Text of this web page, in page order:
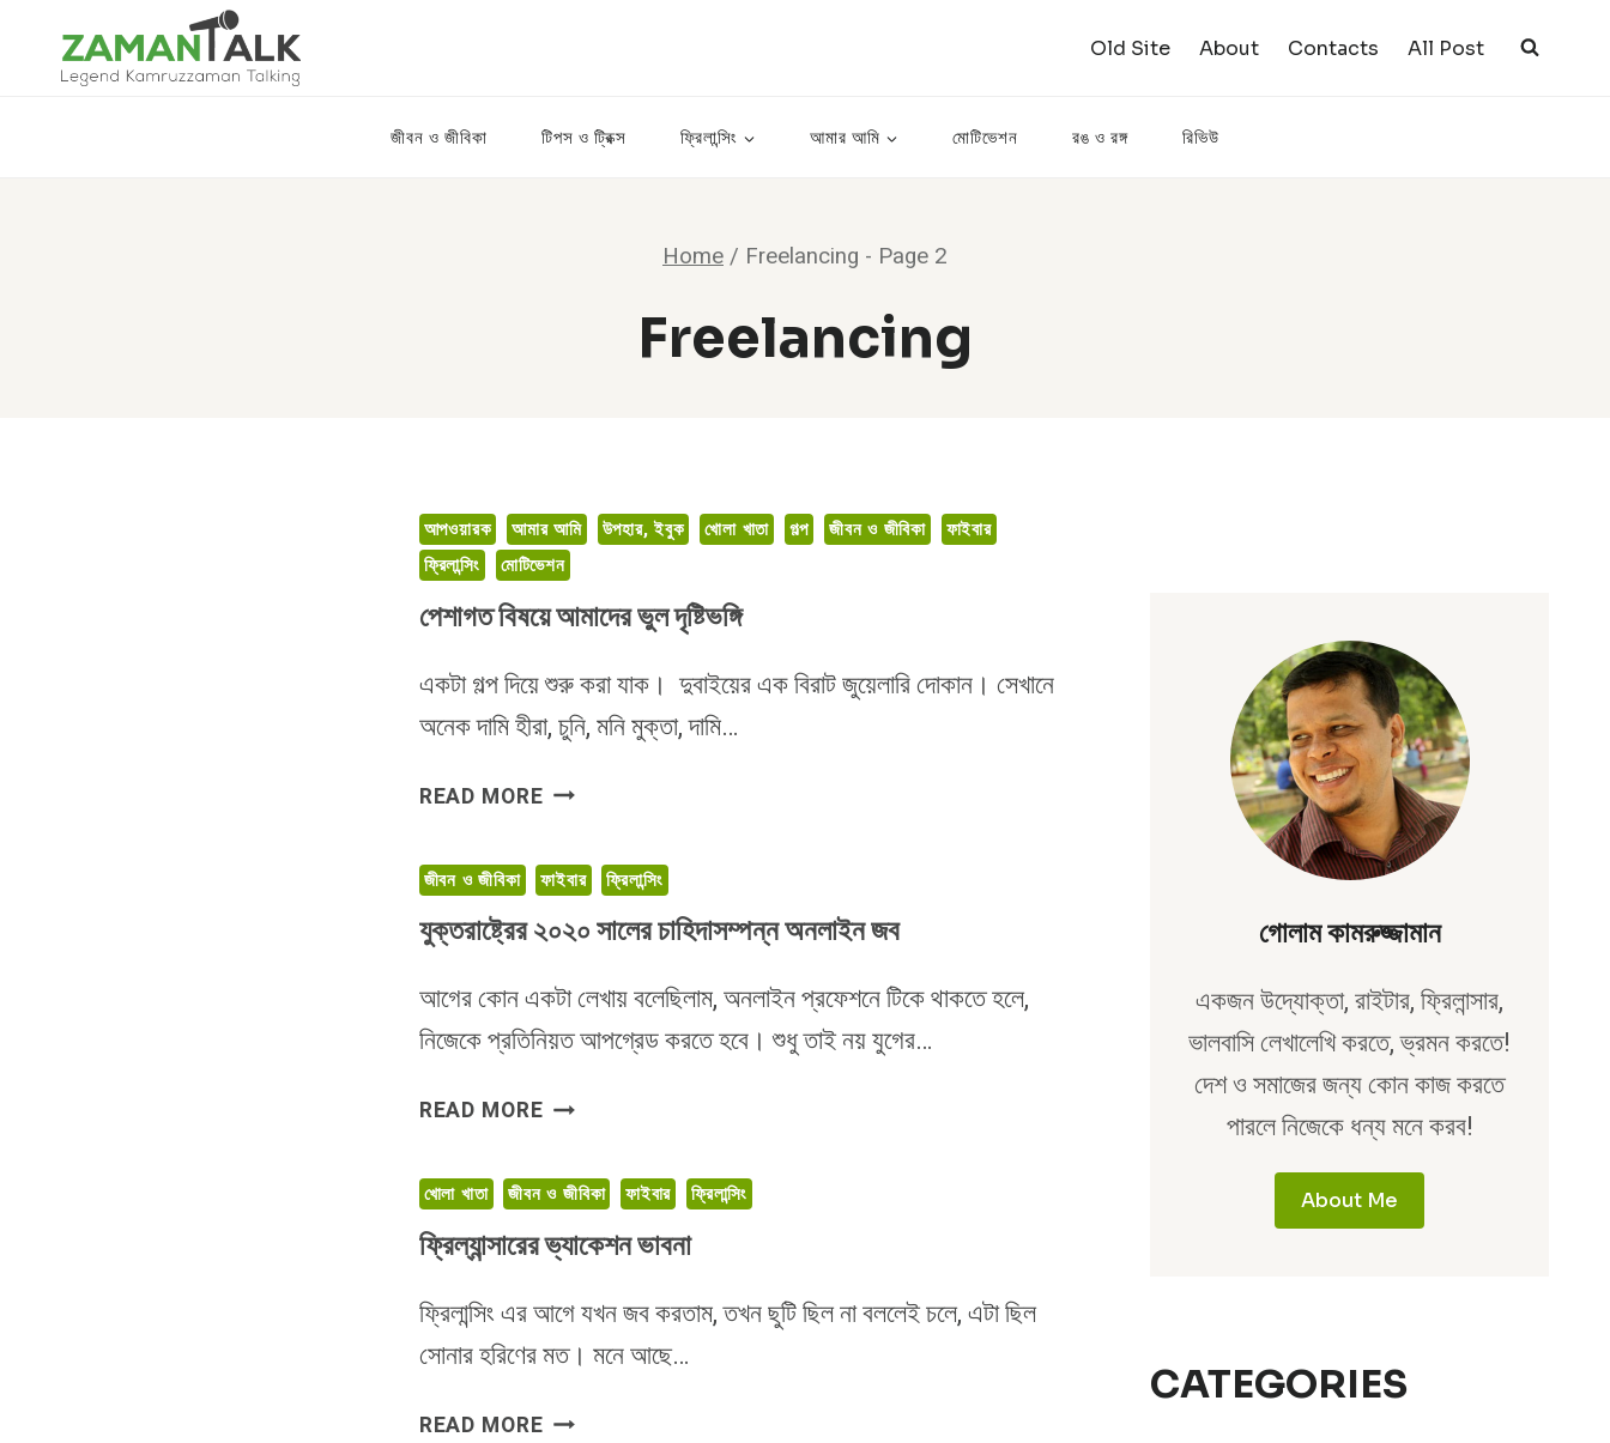
Old Site About Contacts All Post
জীবন ও জীবিকা টিপস ও ট্রিক্স ফ্রিলান্সিং আমার আমি মোটিভেশন রঙ ও রঙ্গ রিভিউ
Home/ Freelancing - Page 2
Freelancing
আপওয়ারক আমার আমি উপহার, ইবুক খোলা খাতা গল্প জীবন ও জীবিকা
ফাইবার
ফ্রিলান্সিং
মোটিভেশন
পেশাগত বিষয়ে আমাদের ভুল দৃষ্টিভঙ্গি
একটা গল্প দিয়ে শুরু করা যাক। দুবাইয়ের এক বিরাট জুয়েলারি দোকান। সেখানে
অনেক দামি হীরা, চুনি, মনি মুক্তা, দামি…
READ MOREপেশাগত
ভুল
দৃষ্টিভঙ্গি
জীবন ও জীবিকা ফাইবার ফ্রিলান্সিং
যুক্তরাষ্ট্রের ২০২০ সালের চাহিদাসম্পন্ন অনলাইন জব
আগের কোন একটা লেখায় বলেছিলাম, অনলাইন প্রফেশনে টিকে থাকতে হলে,
নিজেকে প্রতিনিয়ত আপগ্রেড করতে হবে। শুধু তাই নয় যুগের…
READ MOREযুক্তরাষ্ট্রের
সালের
চাহিদাসম্পন্ন
অনলাইন
খোলা খাতা জীবন ও জীবিকা ফাইবার ফ্রিলান্সিং
ফ্রিল্যান্সারের ভ্যাকেশন ভাবনা
ফ্রিলান্সিং এর আগে যখন জব করতাম, তখন ছুটি ছিল না বললেই চলে, এটা ছিল
সোনার হরিণের মত। মনে আছে…
READ MOREফ্রিল্যান্সারের
গোলাম কামরুজ্জামান
একজন উদ্যোক্তা, রাইটার, ফ্রিলান্সার,
ভালবাসি লেখালেখি করতে, ভ্রমন করতে!
দেশ ও সমাজের জন্য কোন কাজ করতে
পারলে নিজেকে ধন্য মনে করব!
About Me
CATEGORIES